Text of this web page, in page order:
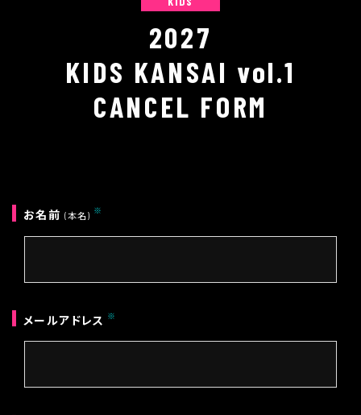
2027
KIDS KANSAI vol.1
CANCEL FORM
お名前 (本名)
メールアドレス